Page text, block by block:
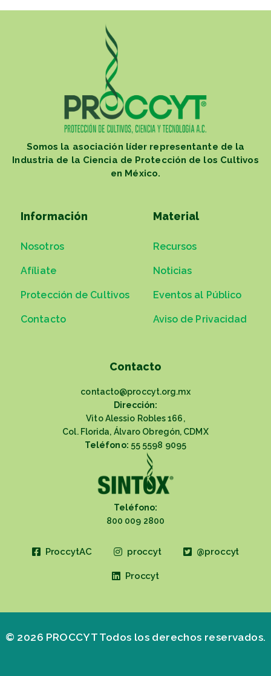
Somos la asociación líder representante de la
Industria de la Ciencia de Protección de los Cultivos
en México.
Información
Nosotros
Afíliate
Protección de Cultivos
Contacto
Material
Recursos
Noticias
Eventos al Público
Aviso de Privacidad
Contacto
contacto@proccyt.org.mx
Dirección:
Vito Alessio Robles 166,
Col. Florida, Álvaro Obregón, CDMX
Teléfono: 55 5598 9095
Teléfono:
800 009 2800
ProccytAC proccyt @proccyt
Proccyt
© 2026 PROCCYT Todos los derechos reservados.